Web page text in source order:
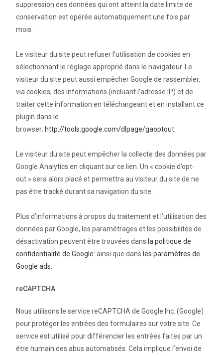
suppression des données qui ont atteint la date limite de
conservation est opérée automatiquement une fois par
mois.
Le visiteur du site peut refuser l’utilisation de cookies en
sélectionnant le réglage approprié dans le navigateur. Le
visiteur du site peut aussi empêcher Google de rassembler,
via cookies, des informations (incluant l’adresse IP) et de
traiter cette information en téléchargeant et en installant ce
plugin dans le
browser: http://tools.google.com/dlpage/gaoptout
Le visiteur du site peut empêcher la collecte des données par
Google Analytics en cliquant sur ce lien. Un « cookie d’opt-
out » sera alors placé et permettra au visiteur du site de ne
pas être tracké durant sa navigation du site.
Plus d’informations à propos du traitement et l’utilisation des
données par Google, les paramétrages et les possibilités de
désactivation peuvent être trouvées dans la politique de
confidentialité de Google: ainsi que dans les paramètres de
Google ads
reCAPTCHA
Nous utilisons le service reCAPTCHA de Google Inc. (Google)
pour protéger les entrées des formulaires sur votre site. Ce
service est utilisé pour différencier les entrées faites par un
être humain des abus automatisés. Cela implique l’envoi de